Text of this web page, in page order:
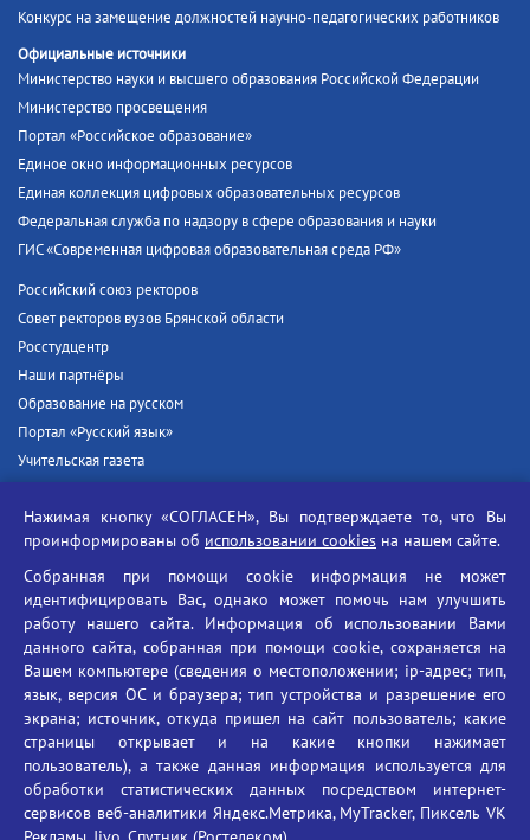
Конкурс на замещение должностей научно-педагогических работников
Официальные источники
Министерство науки и высшего образования Российской Федерации
Министерство просвещения
Портал «Российское образование»
Единое окно информационных ресурсов
Единая коллекция цифровых образовательных ресурсов
Федеральная служба по надзору в сфере образования и науки
ГИС «Современная цифровая образовательная среда РФ»
Российский союз ректоров
Совет ректоров вузов Брянской области
Росстудцентр
Наши партнёры
Образование на русском
Портал «Русский язык»
Учительская газета
Единый портал государственных услуг
Противодействие угрозам информационной безопасности
Социальные ролики - Генеральная прокуратура РФ
Противодействие коррупции
БГУ против наркотиков
Брянский государственный университет
имени академика И.Г. Петровского
Время работы: пн-пт 09:00-18:00
E-mail: bryanskgu@mail.ru
Телефон: +7(4832)58-90-85
Нажимая кнопку «СОГЛАСЕН», Вы подтверждаете то, что Вы
проинформированы об использовании cookies на нашем сайте.
Собранная при помощи cookie информация не может
идентифицировать Вас, однако может помочь нам улучшить
работу нашего сайта. Информация об использовании Вами
данного сайта, собранная при помощи cookie, сохраняется на
Вашем компьютере (сведения о местоположении; ip-адрес; тип,
язык, версия ОС и браузера; тип устройства и разрешение его
экрана; источник, откуда пришел на сайт пользователь; какие
страницы открывает и на какие кнопки нажимает
пользователь), а также данная информация используется для
обработки статистических данных посредством интернет-
сервисов веб-аналитики Яндекс.Метрика, MyTracker, Пиксель VK